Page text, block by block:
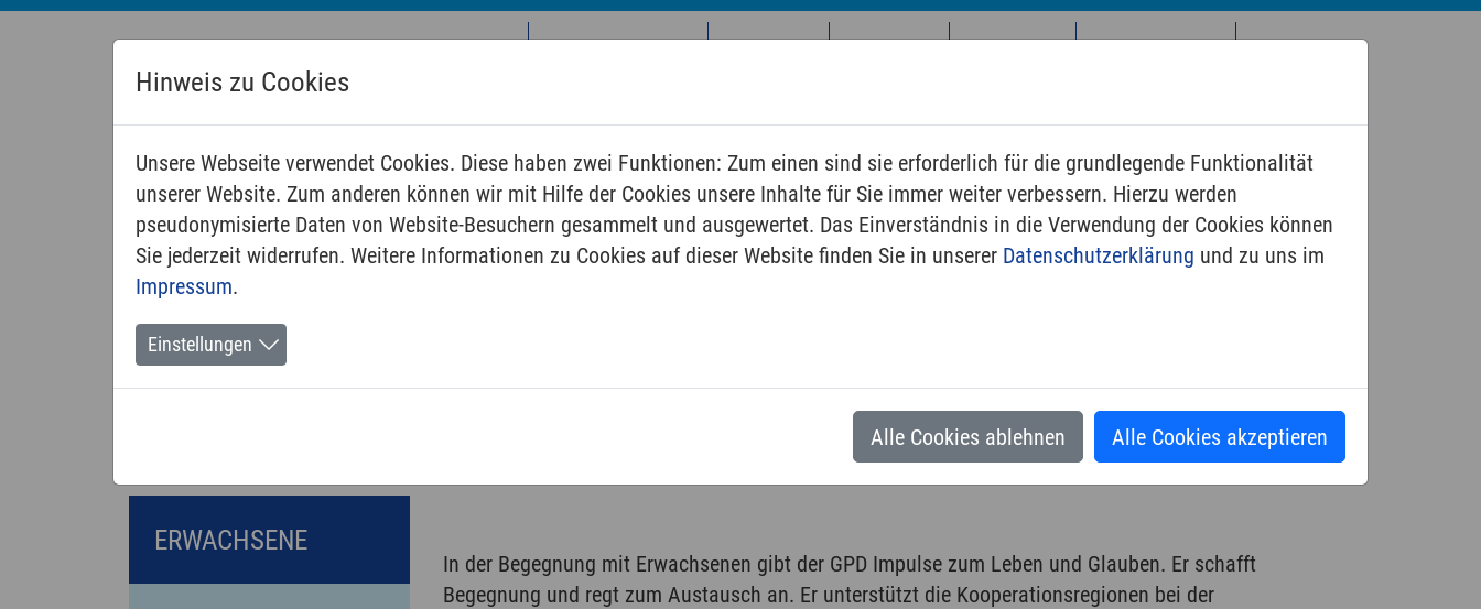
ERWACHSENE
In der Begegnung mit Erwachsenen gibt der GPD Impulse zum Leben und Glauben. Er schafft
Begegnung und regt zum Austausch an. Er unterstützt die Kooperationsregionen bei der
Hinweis zu Cookies
Unsere Webseite verwendet Cookies. Diese haben zwei Funktionen: Zum einen sind sie erforderlich für die grundlegende Funktionalität
unserer Website. Zum anderen können wir mit Hilfe der Cookies unsere Inhalte für Sie immer weiter verbessern. Hierzu werden
pseudonymisierte Daten von Website-Besuchern gesammelt und ausgewertet. Das Einverständnis in die Verwendung der Cookies können
Sie jederzeit widerrufen. Weitere Informationen zu Cookies auf dieser Website finden Sie in unserer Datenschutzerklärung und zu uns im
Impressum.
Einstellungen
Alle Cookies ablehnen Alle Cookies akzeptieren